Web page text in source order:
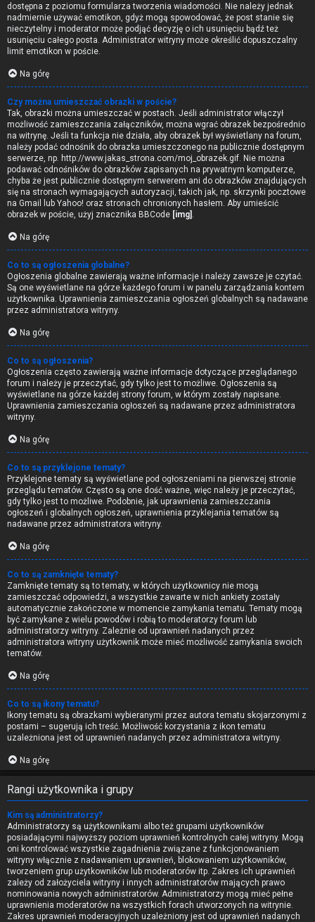
dostępna z poziomu formularza tworzenia wiadomości. Nie należy jednak
nadmiernie używać emotikon, gdyż mogą spowodować, że post stanie się
nieczytelny i moderator może podjąć decyzję o ich usunięciu bądź też
usunięciu całego posta. Administrator witryny może określić dopuszczalny
limit emotikon w poście.
Na górę
Czy można umieszczać obrazki w poście?
Tak, obrazki można umieszczać w postach. Jeśli administrator włączył
możliwość zamieszczania załączników, można wgrać obrazek bezpośrednio
na witrynę. Jeśli ta funkcja nie działa, aby obrazek był wyświetlany na forum,
należy podać odnośnik do obrazka umieszczonego na publicznie dostępnym
serwerze, np. http://www.jakas_strona.com/moj_obrazek.gif. Nie można
podawać odnośników do obrazków zapisanych na prywatnym komputerze,
chyba że jest publicznie dostępnym serwerem ani do obrazków znajdujących
się na stronach wymagających autoryzacji, takich jak, np. skrzynki pocztowe
na Gmail lub Yahoo! oraz stronach chronionych hasłem. Aby umieścić
obrazek w poście, użyj znacznika BBCode [img] .
Na górę
Co to są ogłoszenia globalne?
Ogłoszenia globalne zawierają ważne informacje i należy zawsze je czytać.
Są one wyświetlane na górze każdego forum i w panelu zarządzania kontem
użytkownika. Uprawnienia zamieszczania ogłoszeń globalnych są nadawane
przez administratora witryny.
Na górę
Co to są ogłoszenia?
Ogłoszenia często zawierają ważne informacje dotyczące przeglądanego
forum i należy je przeczytać, gdy tylko jest to możliwe. Ogłoszenia są
wyświetlane na górze każdej strony forum, w którym zostały napisane.
Uprawnienia zamieszczania ogłoszeń są nadawane przez administratora
witryny.
Na górę
Co to są przyklejone tematy?
Przyklejone tematy są wyświetlane pod ogłoszeniami na pierwszej stronie
przeglądu tematów. Często są one dość ważne, więc należy je przeczytać,
gdy tylko jest to możliwe. Podobnie, jak uprawnienia zamieszczania
ogłoszeń i globalnych ogłoszeń, uprawnienia przyklejania tematów są
nadawane przez administratora witryny.
Na górę
Co to są zamknięte tematy?
Zamknięte tematy są to tematy, w których użytkownicy nie mogą
zamieszczać odpowiedzi, a wszystkie zawarte w nich ankiety zostały
automatycznie zakończone w momencie zamykania tematu. Tematy mogą
być zamykane z wielu powodów i robią to moderatorzy forum lub
administratorzy witryny. Zależnie od uprawnień nadanych przez
administratora witryny użytkownik może mieć możliwość zamykania swoich
tematów.
Na górę
Co to są ikony tematu?
Ikony tematu są obrazkami wybieranymi przez autora tematu skojarzonymi z
postami – sugerują ich treść. Możliwość korzystania z ikon tematu
uzależniona jest od uprawnień nadanych przez administratora witryny.
Na górę
Rangi użytkownika i grupy
Kim są administratorzy?
Administratorzy są użytkownikami albo też grupami użytkowników
posiadającymi najwyższy poziom uprawnień kontrolnych całej witryny. Mogą
oni kontrolować wszystkie zagadnienia związane z funkcjonowaniem
witryny włącznie z nadawaniem uprawnień, blokowaniem użytkowników,
tworzeniem grup użytkowników lub moderatorów itp. Zakres ich uprawnień
zależy od założyciela witryny i innych administratorów mających prawo
nominowania nowych administratorów. Administratorzy mogą mieć pełne
uprawnienia moderatorów na wszystkich forach utworzonych na witrynie.
Zakres uprawnień moderacyjnych uzależniony jest od uprawnień nadanych